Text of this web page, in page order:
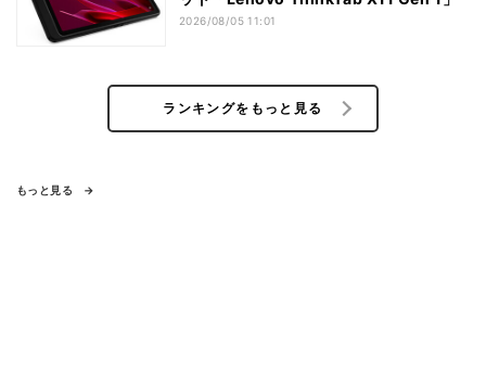
2026/08/05 11:01
ランキングをもっと見る
もっと見る